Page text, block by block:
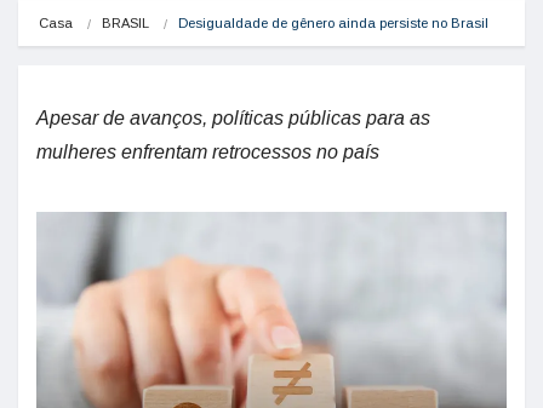
Casa BRASIL Desigualdade de gênero ainda persiste no Brasil
Apesar de avanços, políticas públicas para as
mulheres enfrentam retrocessos no país